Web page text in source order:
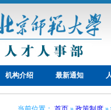
机构介绍 最新通知